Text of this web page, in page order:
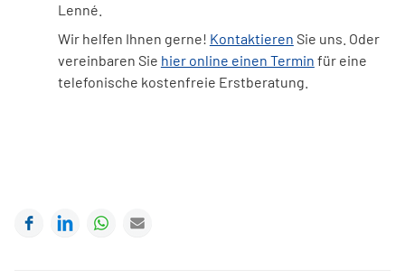
Lenné.
Wir helfen Ihnen gerne! Kontaktieren Sie uns. Oder
vereinbaren Sie hier online einen Termin für eine
telefonische kostenfreie Erstberatung.
FacebookLinkedInWhatsApp